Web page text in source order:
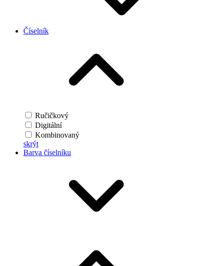
Číselník
Ručičkový
Digitální
Kombinovaný
skrýt
Barva číselníku